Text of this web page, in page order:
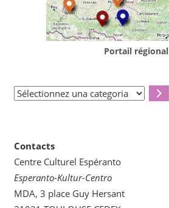
Portail régional
Sélectionnez
Contacts
Centre Culturel Espéranto
Esperanto-Kultur-Centro
MDA, 3 place Guy Hersant